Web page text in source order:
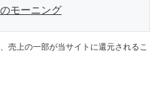
のモーニング
売上の一部が当サイトに還元されるこ